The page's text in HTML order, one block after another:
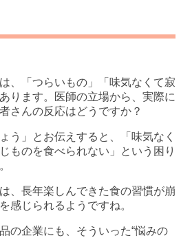
、「つらいもの」「味気なくて寂
ります。医師の立場から、実際に
さんの反応はどうですか？
う」とお伝えすると、「味気なく
ものを食べられない」という困り
、長年楽しんできた食の習慣が崩
感じられるようですね。
の企業にも、そういった“悩みの